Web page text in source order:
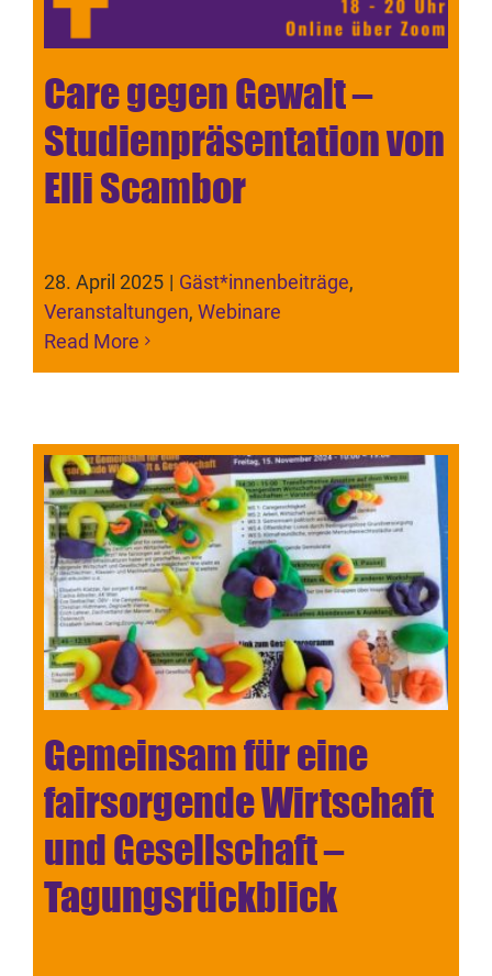
Care gegen Gewalt –
Studienpräsentation von
Elli Scambor
28. April 2025 | Gäst*innenbeiträge,
Veranstaltungen, Webinare
Read More
Gemeinsam für eine
fairsorgende Wirtschaft
und Gesellschaft –
Tagungsrückblick